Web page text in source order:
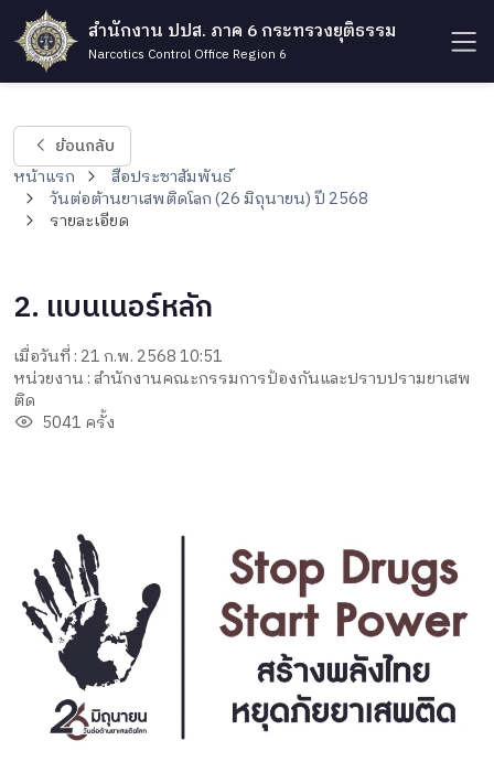
สำนักงาน ปปส. ภาค 6 กระทรวงยุติธรรม
Narcotics Control Office Region 6
ย้อนกลับ
หน้าแรก
สื่อประชาสัมพันธ์
วันต่อต้านยาเสพติดโลก (26 มิถุนายน) ปี 2568
รายละเอียด
2. แบนเนอร์หลัก
เมื่อวันที่ : 21 ก.พ. 2568 10:51
หน่วยงาน : สำนักงานคณะกรรมการป้องกันและปราบปรามยาเสพ
ติด
5041 ครั้ง